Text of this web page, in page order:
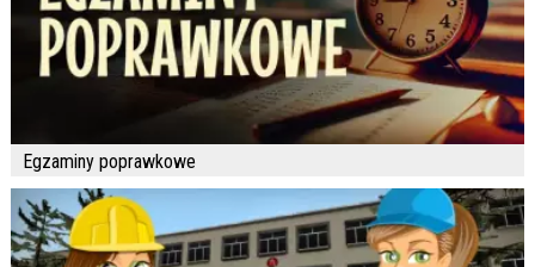
Egzaminy poprawkowe